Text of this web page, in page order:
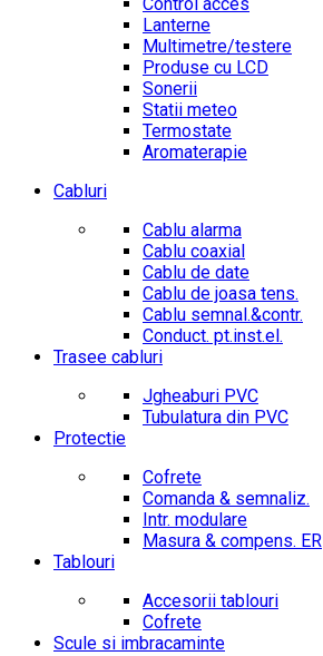
Lanterne
Multimetre/testere
Produse cu LCD
Sonerii
Statii meteo
Termostate
Aromaterapie
Cabluri
Cablu alarma
Cablu coaxial
Cablu de date
Cablu de joasa tens.
Cablu semnal.&contr.
Conduct. pt.inst.el.
Trasee cabluri
Jgheaburi PVC
Tubulatura din PVC
Protectie
Cofrete
Comanda & semnaliz.
Intr. modulare
Masura & compens. ER
Tablouri
Accesorii tablouri
Cofrete
Scule si imbracaminte